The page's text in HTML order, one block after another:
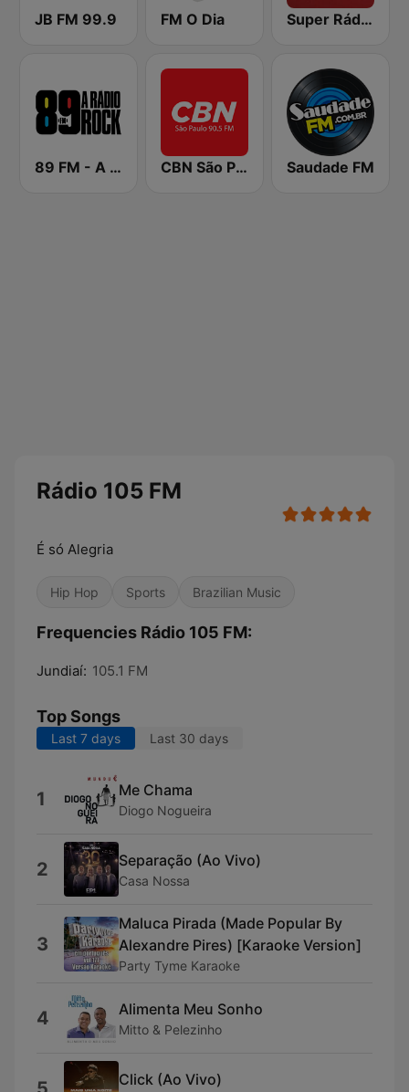
JB FM 99.9 FM O Dia Super Rádio Tupi
89 FM - A Rádio Rock CBN São Paulo Saudade FM
Rádio 105 FM
É só Alegria
Hip Hop Sports Brazilian Music
Frequencies Rádio 105 FM:
Jundiaí: 105.1 FM
Top Songs
Last 7 days Last 30 days
1 Me Chama
Diogo Nogueira
2 Separação (Ao Vivo)
Casa Nossa
3
Maluca Pirada (Made Popular By
Alexandre Pires) [Karaoke Version]
Party Tyme Karaoke
4 Alimenta Meu Sonho
Mitto & Pelezinho
Click (Ao Vivo)